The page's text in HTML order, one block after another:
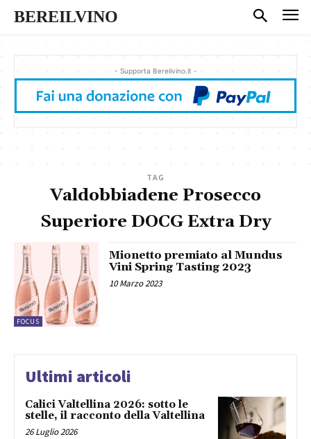
BEREILVINO
- Supporta Bereilvino.it -
TAG
Valdobbiadene Prosecco
Superiore DOCG Extra Dry
FOCUS
Mionetto premiato al Mundus
Vini Spring Tasting 2023
10 Marzo 2023
Ultimi articoli
Calici Valtellina 2026: sotto le
stelle, il racconto della Valtellina
26 Luglio 2026